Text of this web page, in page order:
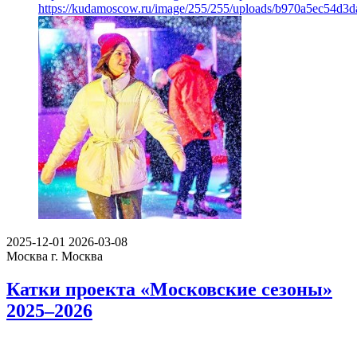
https://kudamoscow.ru/image/255/255/uploads/
2025-12-01 2026-03-08
Москва г. Москва
Катки проекта «Московские сезоны»
2025–2026